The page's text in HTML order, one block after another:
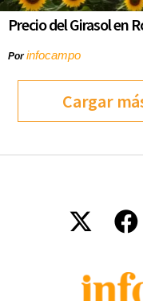
Precio del Girasol en
Porinfocampo
Cargar